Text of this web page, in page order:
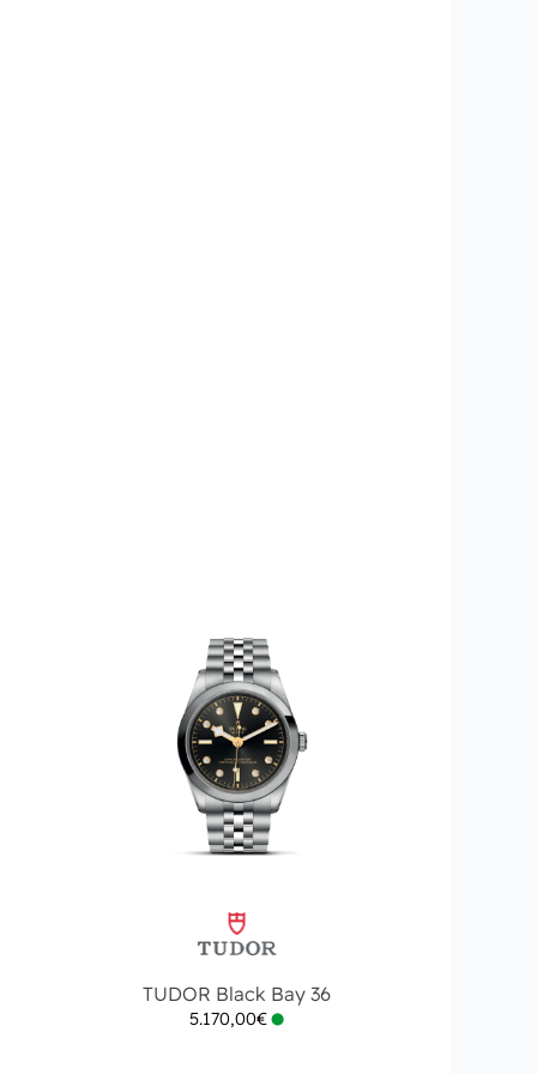
TUDOR Black Bay 36
5.170,00€